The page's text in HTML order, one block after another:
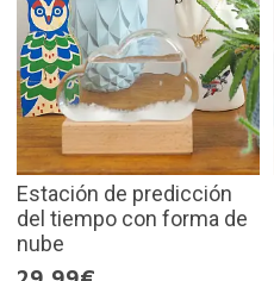
Estación de predicción
del tiempo con forma de
nube